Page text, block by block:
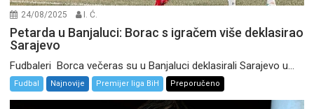
24/08/2025 I. Ć.
Petarda u Banjaluci: Borac s igračem više deklasirao
Sarajevo
Fudbaleri Borca večeras su u Banjaluci deklasirali Sarajevo u...
Fudbal Najnovije Premijer liga BiH Preporučeno